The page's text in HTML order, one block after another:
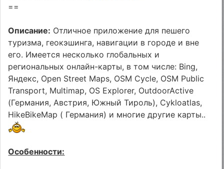
==
Описание: Отличное приложение для пешего
туризма, геокэшинга, навигации в городе и вне
его. Имеется несколько глобальных и
региональных онлайн-карты, в том числе: Bing,
Яндекс, Open Street Maps, OSM Cycle, OSM Public
Transport, Multimap, OS Explorer, OutdoorActive
(Германия, Австрия, Южный Тироль), Cykloatlas,
HikeBikeMap ( Германия) и многие другие карты..
Особенности: